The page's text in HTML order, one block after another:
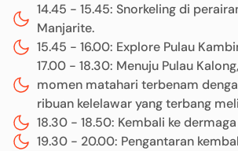
14.45 - 15.45: Snorkeling di
Manjarite.
15.45 - 16.00: Explore Pulau
17.00 - 18.30: Menuju Pulau
momen matahari terbenam
ribuan kelelawar yang terbang
18.30 - 18.50: Kembali ke
19.30 - 20.00: Pengantaran